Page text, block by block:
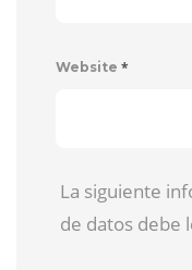
Website *
La siguiente
de datos debe